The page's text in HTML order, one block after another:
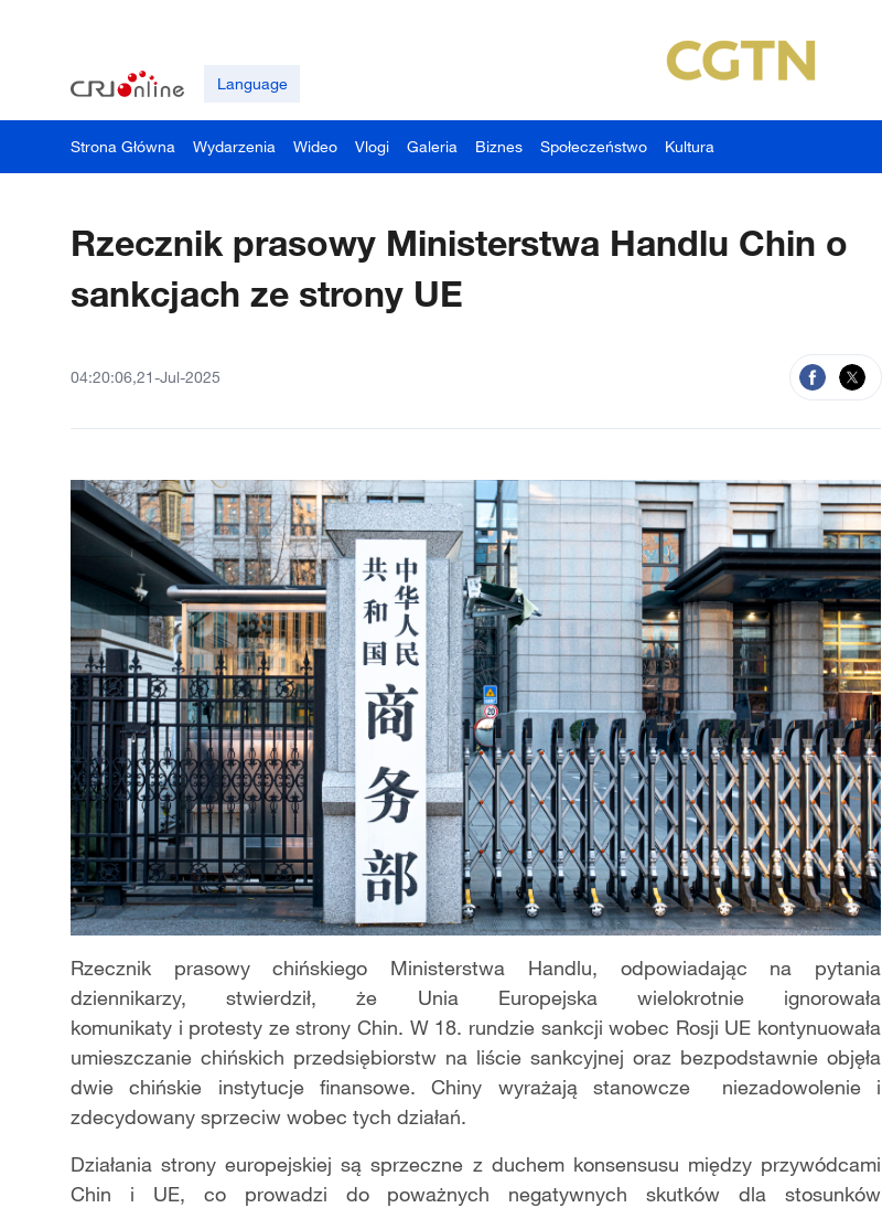
Language
Strona Główna Wydarzenia Wideo Vlogi Galeria Biznes Społeczeństwo Kultura
Rzecznik prasowy Ministerstwa Handlu Chin o
sankcjach ze strony UE
04:20:06,21-Jul-2025
Rzecznik prasowy chińskiego Ministerstwa Handlu, odpowiadając na pytania
dziennikarzy,
stwierdził, że Unia Europejska wielokrotnie
ignorowała
komunikaty i protesty ze strony Chin. W 18. rundzie sankcji wobec Rosji UE kontynuowała
umieszczanie chińskich przedsiębiorstw na liście sankcyjnej oraz bezpodstawnie objęła
dwie chińskie instytucje finansowe. Chiny wyrażają stanowcze niezadowolenie i
zdecydowany sprzeciw wobec tych działań.
Działania strony europejskiej są sprzeczne z duchem konsensusu między przywódcami
Chin i UE, co prowadzi do poważnych negatywnych skutków dla stosunków